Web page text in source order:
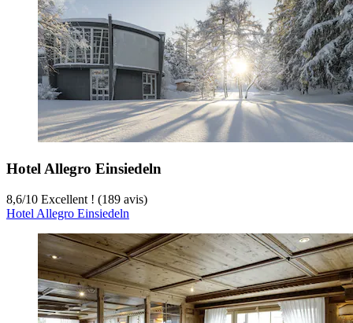
Hotel Allegro Einsiedeln
8,6/10 Excellent ! (189 avis)
Hotel Allegro Einsiedeln